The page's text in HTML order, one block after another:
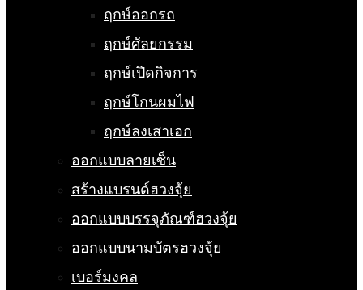
ฤกษ์ออกรถ
ฤกษ์ศัลยกรรม
ฤกษ์เปิดกิจการ
ฤกษ์โกนผมไฟ
ฤกษ์ลงเสาเอก
ออกแบบลายเซ็น
สร้างแบรนด์ฮวงจุ้ย
ออกแบบบรรจุภัณฑ์ฮวงจุ้ย
ออกแบบนามบัตรฮวงจุ้ย
เบอร์มงคล